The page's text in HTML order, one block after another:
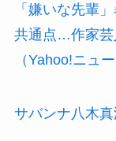
「嫌いな先輩
共通点…作家芸
（Yahoo!ニュー
サバンナ八木真